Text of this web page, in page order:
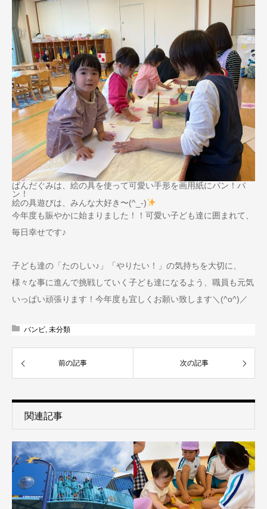
ぱんだぐみは、絵の具を使って可愛い手形を画用紙にパン！パ
ン！
絵の具遊びは、みんな大好き〜(^_-)
今年度も賑やかに始まりました！！可愛い子ども達に囲まれて、
毎日幸せです♪
子ども達の「たのしい♪」「やりたい！」の気持ちを大切に、
様々な事に進んで挑戦していく子ども達になるよう、職員も元気
いっぱい頑張ります！今年度も宜しくお願い致します＼(^o^)／
バンビ, 未分類
前の記事 次の記事
関連記事